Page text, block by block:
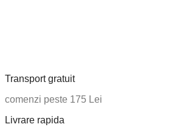
Transport gratuit
comenzi peste 175 Lei
Livrare rapida